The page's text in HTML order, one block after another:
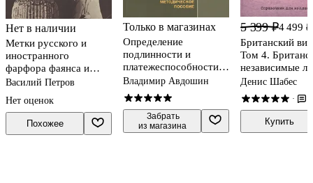
Нет в наличии
Метки русского и
иностранного
фарфора фаянса и
майолика (м) Петров
Василий Петров
Нет оценок
Похожее
Только в магазинах
Определение
подлинности и
платежеспособности
денежных знаков (4
изд) (м) Авдошин
Владимир Авдошин
Забрать
из магазина
5 399 ₽4 499 ₽
Британский
Том 4.
независимые
звукозаписи.
мастеринга и
инженеры.
Справочник для
коллекционеров
Денис Шабес
·
Купить